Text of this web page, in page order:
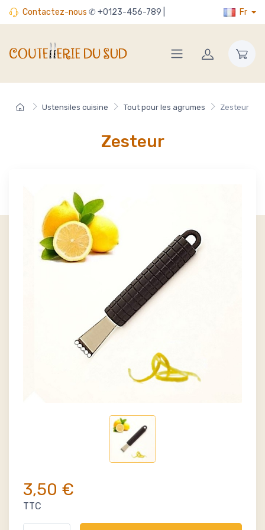
Contactez-nous ✆ +0123-456-789 | Fr
Ustensiles cuisine Tout pour les agrumes Zesteur
Zesteur
3,50 €
TTC